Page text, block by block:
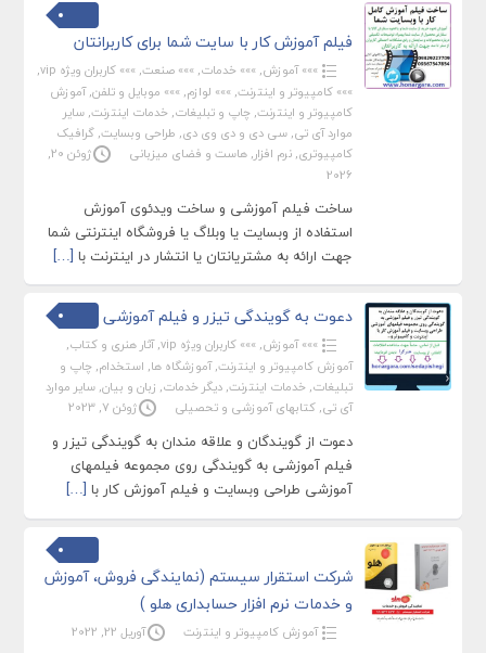
فیلم آموزش کار با سایت شما برای کاربرانتان
»»» آموزش, »»» خدمات, »»» صنعت, »»» کاربران ویژه vip
,
»»» کامپیوتر و اینترنت, »»» لوازم, »»» موبایل و تلفن,آموزش
کامپیوتر و اینترنت, چاپ و تبلیغات, خدمات اینترنت, سایر
موارد آی تی, سی دی و دی وی دی, طراحی وبسایت, گرافیک
کامپیوتری, نرم افزار, هاست و فضای میزبانی
ژوئن 20,
2026
ساخت فیلم آموزشی و ساخت ویدئوی آموزش
استفاده از وبسایت یا وبلاگ یا فروشگاه اینترنتی شما
جهت ارائه به مشتریانتان یا انتشار در اینترنت با […]
دعوت به گویندگی تیزر و فیلم آموزشی
»»» آموزش, »»» کاربران ویژه vip ,آثار هنری و کتاب,
آموزش کامپیوتر و اینترنت,آموزشگاه ها, استخدام, چاپ و
تبلیغات, خدمات اینترنت, دیگر خدمات, زبان و بیان, سایر موارد
آی تی, کتابهای آموزشی و تحصیلی ژوئن 7, 2023
دعوت از گویندگان و علاقه مندان به گویندگی تیزر و
فیلم آموزشی به گویندگی روی مجموعه فیلمهای
آموزشی طراحی وبسایت و فیلم آموزش کار با […]
شرکت استقرار سیستم (نمایندگی فروش، آموزش
و خدمات نرم افزار حسابداری هلو )
آموزش کامپیوتر و اینترنت آوریل 22, 2022